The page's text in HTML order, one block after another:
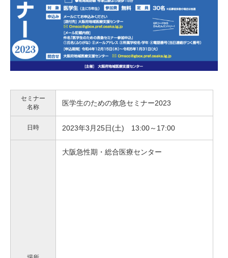
セミナー
名称
医学生のための救急セミナー2023
日時 2023年3月25日(土) 13:00～17:00
大阪急性期・総合医療センター